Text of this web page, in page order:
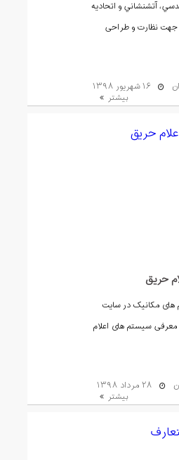
آﺗﺸﻨﺸﺎﻧﻲ و اﺗﺤﺎدیه
جهت نظارت و طراحی
۱۶ شهریور ۱۳۹۸
بیشتر
حریق
های مکانیک در سایت
سیستم های اعلام
۲۸ مرداد ۱۳۹۸
بیشتر